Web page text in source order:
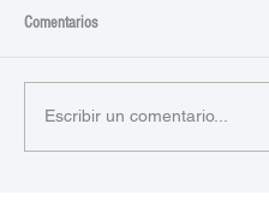
Comentarios
Escribir un comentario...